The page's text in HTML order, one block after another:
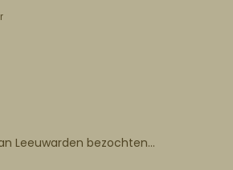
Leeuwarden bezochten...